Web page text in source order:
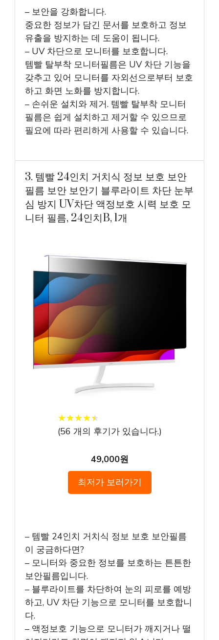
– 보안을 강화합니다.
중요한 정보가 담긴 문서를 보호하고 정보
유출을 방지하는 데 도움이 됩니다.
– UV 차단으로 모니터를 보호합니다.
템빨 탈부착 모니터필름은 UV 차단 기능을
갖추고 있어 모니터를 자외선으로부터 보호
하고 화면 노화를 방지합니다.
– 손쉬운 설치와 제거. 템빨 탈부착 모니터
필름은 쉽게 설치하고 제거할 수 있으므로
필요에 따라 편리하게 사용할 수 있습니다.
3. 템빨 24인치 거치식 정보 보호 보안
필름 보안 보안기 블루라이트 차단 눈부
심 방지 UV차단 액정보호 시력 보호 모
니터 필름, 24인치B, 1개
★★★★★
★★★★★
(56 개의 후기가 있습니다.)
49,000원
최저가 보러가기
– 템빨 24인치 거치식 정보 보호 보안필름
이 궁금하다면?
– 모니터와 중요한 정보를 보호하는 튼튼한
보안필름입니다.
– 블루라이트를 차단하여 눈의 피로를 예방
하고, UV 차단 기능으로 모니터를 보호합니
다.
– 액정보호 기능으로 모니터가 깨지거나 떨